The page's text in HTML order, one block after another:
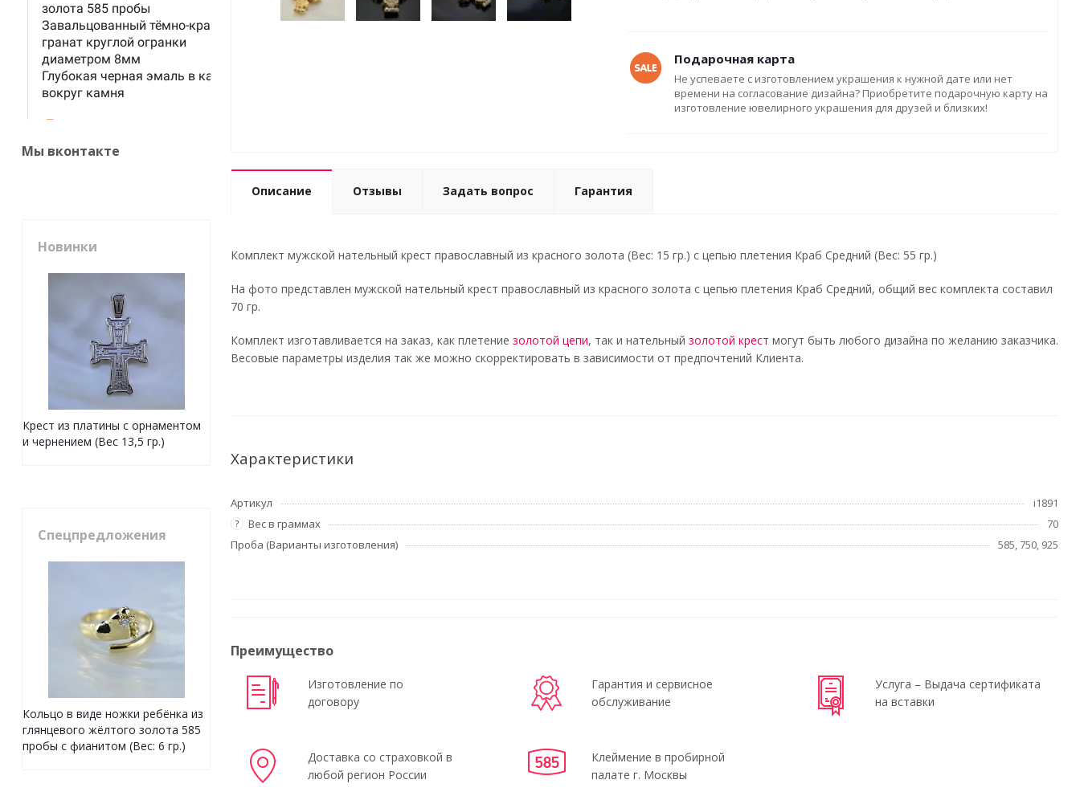
Подарочная карта
Не успеваете с изготовлением украшения к нужной дате или нет
времени на согласование дизайна? Приобретите подарочную карту на
изготовление ювелирного украшения для друзей и близких!
Описание Отзывы Задать вопрос Гарантия
Комплект мужской нательный крест православный из красного золота (Вес: 15 гр.) с цепью плетения Краб Средний (Вес: 55 гр.)
На фото представлен мужской нательный крест православный из красного золота с цепью плетения Краб Средний, общий вес комплекта составил
70 гр.
Комплект изготавливается на заказ, как плетение золотой цепи, так и нательный золотой крест могут быть любого дизайна по желанию заказчика.
Весовые параметры изделия так же можно скорректировать в зависимости от предпочтений Клиента.
Характеристики
Артикул i1891
? Вес в граммах
70
Проба (Варианты изготовления)
585, 750, 925
Преимущество
Изготовление по
договору
Гарантия и сервисное
обслуживание
Услуга – Выдача сертификата
на вставки
Доставка со страховкой в
любой регион России
Клеймение в пробирной
палате г. Москвы
Мы вконтакте
Новинки
Крест из платины с орнаментом
и чернением (Вес 13,5 гр.)
Спецпредложения
Кольцо в виде ножки ребёнка из
глянцевого жёлтого золота 585
пробы с фианитом (Вес: 6 гр.)